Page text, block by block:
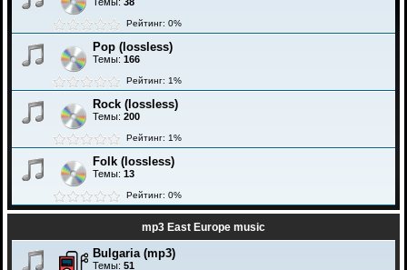
Рейтинг: 0%
Pop (lossless)
Темы: 166
Рейтинг: 1%
Rock (lossless)
Темы: 200
Рейтинг: 1%
Folk (lossless)
Темы: 13
Рейтинг: 0%
mp3 East Europe music
Bulgaria (mp3)
Темы: 51